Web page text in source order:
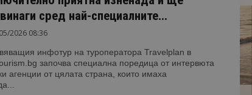
сред най-специалните...
2026 08:36
инфотур на туроператора Travelplan в
започва специална поредица от интервюта
агенции от цялата страна, които имаха